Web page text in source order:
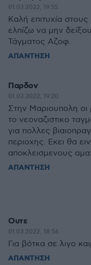
01.03.2022, 19:55
Καλή επιτυχία
ελπίζω να μην
Τάγματος Αζοφ.
ΑΠΑΝΤΗΣΗ
Παρδον
01.03.2022, 19:20
Στην Μαριουπολη
το νεοναζιστικο
για πολλες
περιοχης. Εκει θα
αποκλεισμενους
ΑΠΑΝΤΗΣΗ
Ουτε
01.03.2022, 18:56
Για βότκα σε λιγο
ΑΠΑΝΤΗΣΗ